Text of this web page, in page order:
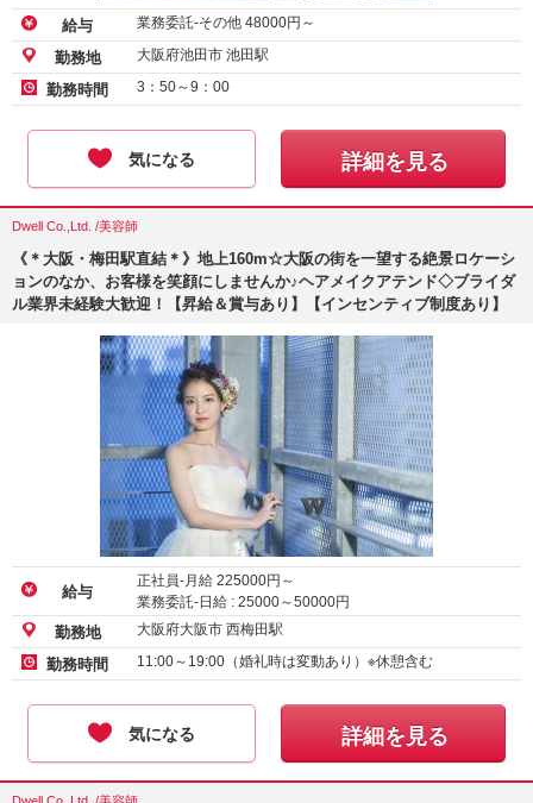
給与 業務委託-その他 48000円～
勤務地 大阪府池田市 池田駅
勤務時間 3：50～9：00
気になる 詳細を見る
Dwell Co.,Ltd. /美容師
《＊大阪・梅田駅直結＊》地上160m☆大阪の街を一望する絶景ロケーシ
ョンのなか、お客様を笑顔にしませんか♪ヘアメイクアテンド◇ブライダ
ル業界未経験大歓迎！【昇給＆賞与あり】【インセンティブ制度あり】
給与
正社員-月給 225000円～
業務委託-日給 : 25000～50000円
勤務地 大阪府大阪市 西梅田駅
勤務時間 11:00～19:00（婚礼時は変動あり）※休憩含む
気になる 詳細を見る